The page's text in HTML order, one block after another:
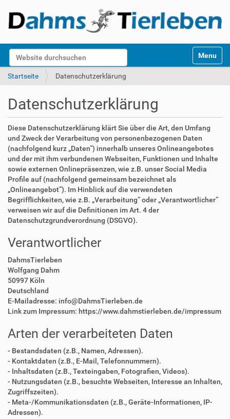
Website durchsuchen
k
Toggle
Startseite Datenschutzerklärung
Datenschutzerklärung
Diese Datenschutzerklärung klärt Sie über die Art, den Umfang
und Zweck der Verarbeitung von personenbezogenen Daten
(nachfolgend kurz „Daten“) innerhalb unseres Onlineangebotes
und der mit ihm verbundenen Webseiten, Funktionen und Inhalte
sowie externen Onlinepräsenzen, wie z.B. unser Social Media
Profile auf (nachfolgend gemeinsam bezeichnet als
„Onlineangebot“). Im Hinblick auf die verwendeten
Begrifflichkeiten, wie z.B. „Verarbeitung“ oder „Verantwortlicher“
verweisen wir auf die Definitionen im Art. 4 der
Datenschutzgrundverordnung (DSGVO).
Verantwortlicher
DahmsTierleben
Wolfgang Dahm
50997 Köln
Deutschland
E-Mailadresse: info@DahmsTierleben.de
Link zum Impressum: https://www.dahmstierleben.de/impressum
Arten der verarbeiteten Daten
- Bestandsdaten (z.B., Namen, Adressen).
- Kontaktdaten (z.B., E-Mail, Telefonnummern).
- Inhaltsdaten (z.B., Texteingaben, Fotografien, Videos).
- Nutzungsdaten (z.B., besuchte Webseiten, Interesse an Inhalten,
Zugriffszeiten).
- Meta-/Kommunikationsdaten (z.B., Geräte-Informationen, IP-
Adressen).